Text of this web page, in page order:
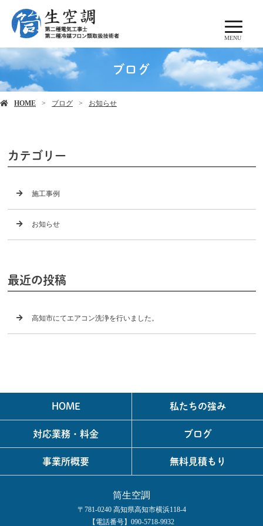
MENU
ブログ
HOME ブログ お知らせ
カテゴリー
施工事例
お知らせ
最近の投稿
高知市にてエアコン洗浄を行いました。
HOME 私たちの強み
対応業務・料金 ブログ
事業所概要 無料見積もり
筒生空調
〒781-0240 高知県高知市横浜118-4
【電話番号】090-5718-9932